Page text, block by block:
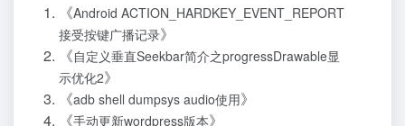
《Android ACTION_HARDKEY_EVENT_REPORT
接受按键广播记录》
《自定义垂直Seekbar简介之progressDrawable显
示优化2》
《adb shell dumpsys audio使用》
《手动更新wordpress版本》